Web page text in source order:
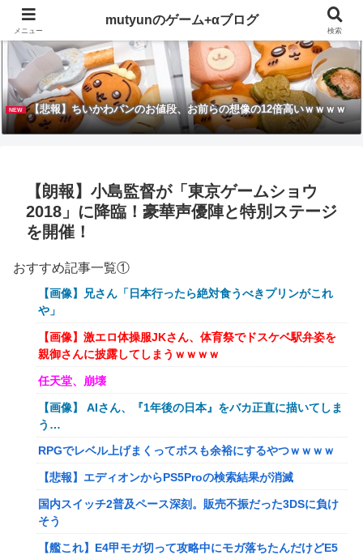
NEW 【悲報】ちいかわパンのお値段、お前らの想像の12倍高いｗｗｗｗ
【朗報】小島監督が「東京ゲームショウ
2018」に降臨！豪華声優陣と特別ステージ
を開催！
おすすめ記事一覧①
【画像】兄さん「日本行ったら絶対食うべきプリンがこれ
や」
【画像】激エロ体操服JKさん、体育祭でドスケベ駅弁姿を
親御さんに披露してしまうｗｗｗｗ
任天堂、崩壊
【画像】 AIさん、『1年後の日本』をバカ正直に描いてしま
う…
RPGでレベル上げまくってボスも余裕にするやつｗｗｗｗ
【悲報】エディオンからPS5Proの検索結果が消滅
国内スイッチ2普及ペース深刻。販売不振だった3DSに負け
そう
【艦これ】E4甲モガ切って攻略中にモガ落ちたんだけどE5
メニュー
mutyunのゲーム+αブログ
検索